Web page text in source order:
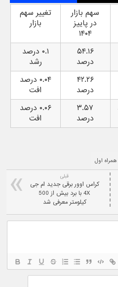
سهم بازار
در پاییز
۱۴۰۴
تغییر سهم
بازار
۵۴.۱۶
درصد
۰.۱ درصد
رشد
۴۲.۲۶
درصد
۰.۰۴ درصد
افت
۳.۵۷
درصد
۰.۰۶ درصد
افت
همراه اول
قبلی
کراس‌ اوور برقی جدید ام جی
4X با برد بیش از 500
کیلومتر معرفی شد
نام